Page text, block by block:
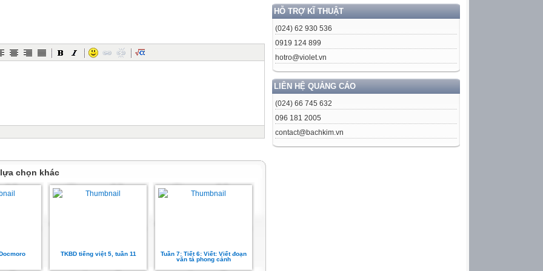
HỖ TRỢ KĨ THUẬT
(024) 62 930 536
0919 124 899
hotro@violet.vn
LIÊN HỆ QUẢNG CÁO
(024) 66 745 632
096 181 2005
contact@bachkim.vn
Lúa cũng vậy.
mỗi câu sau được dùng để thay cho từ ngữ
Lúa cũng vậy.
chọn khác
TKBD tiếng việt 5, tuần 11
Tuần 7: Tiết 6: Viết: Viết đoạn
văn tả phong cảnh